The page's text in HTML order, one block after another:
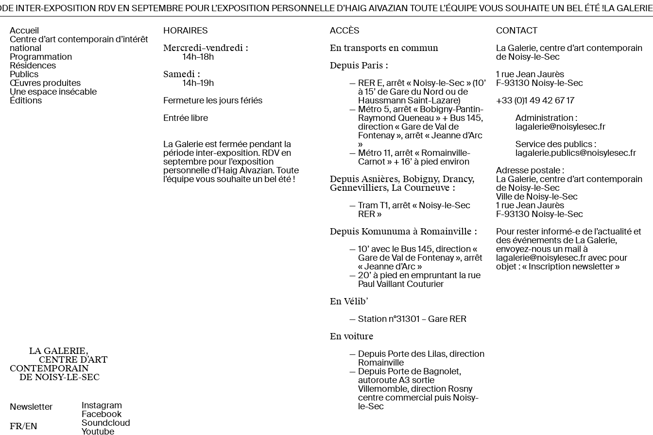
EXPOSITION RDV EN SEPTEMBRE POUR L’EXPOSITION PERSONNELLE D’HAIG AIVAZIAN TOUTE L’ÉQUIPE VOUS SOUHAITE UN BEL ÉTÉ !LA GALERIE
Accueil
Centre d’art contemporain d’intérêt
national
Programmation
Actuellement
Prochainement
Archives depuis 2019
Archives 2007 — 2019
Résidences
Résidence artiste de la scène
française
Résidence artiste étranger·ère
Publics
Visite pour tou·te·s
Petite enfance
Pédagogie : scolaire et
Œuvres produites
Une espace insécable
Éditions
LA GALERIE,
CENTRE D’ART
CONTEMPORAIN
DE NOISY-LE-SEC
FR EN
Instagram
Facebook
Soundcloud
Youtube
HORAIRES
Mercredi–vendredi :
14h–18h
Samedi :
14h–19h
Fermeture les jours fériés
Entrée libre
La Galerie est fermée pendant la
période inter-exposition. RDV en
septembre pour l’exposition
personnelle d’Haig Aivazian. Toute
l’équipe vous souhaite un bel été !
ACCÈS
En transports en commun
Depuis Paris :
RER E, arrêt « Noisy-le-Sec » (10’
à 15’ de Gare du Nord ou de
Haussmann Saint-Lazare)
Métro 5, arrêt « Bobigny-Pantin-
Raymond Queneau » + Bus 145,
direction « Gare de Val de
Fontenay », arrêt « Jeanne d’Arc
»
Métro 11, arrêt « Romainville-
Carnot » + 16’ à pied environ
Depuis Asnières, Bobigny, Drancy,
Gennevilliers, La Courneuve :
Tram T1, arrêt « Noisy-le-Sec
RER »
Depuis Komunuma à Romainville :
10’ avec le Bus 145, direction «
Gare de Val de Fontenay », arrêt
« Jeanne d’Arc »
20’ à pied en empruntant la rue
Paul Vaillant Couturier
En Vélib’
Station n°31301 – Gare RER
En voiture
Depuis Porte des Lilas, direction
Romainville
Depuis Porte de Bagnolet,
autoroute A3 sortie
Villemomble, direction Rosny
centre commercial puis Noisy-
le-Sec
CONTACT
La Galerie, centre d’art contemporain
de Noisy-le-Sec
1 rue Jean Jaurès
F-93130 Noisy-le-Sec
+33 (0)1 49 42 67 17
Administration :
lagalerie@noisylesec.fr
Service des publics :
lagalerie.publics@noisylesec.fr
Adresse postale :
La Galerie, centre d’art contemporain
de Noisy-le-Sec
Ville de Noisy-le-Sec
1 rue Jean Jaurès
F-93130 Noisy-le-Sec
Pour rester informé-e de l’actualité et
des événements de La Galerie,
envoyez-nous un mail à
lagalerie@noisylesec.fravec pour
objet : « Inscription newsletter »